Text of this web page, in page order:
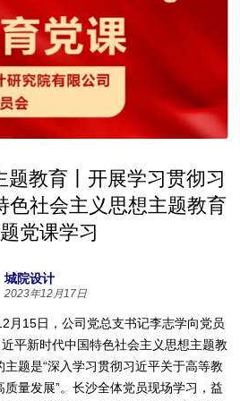
教育丨开展学习贯彻习
色社会主义思想主题教育
党课学习
城院设计
2023年12月17日
月15日，公司党总支书记李志学向党员
平新时代中国特色社会主义思想主题教
题是“深入学习贯彻习近平关于高等教
量发展”。长沙全体党员现场学习，益